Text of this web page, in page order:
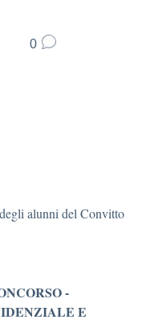
0
alunni del Convitto
-
E